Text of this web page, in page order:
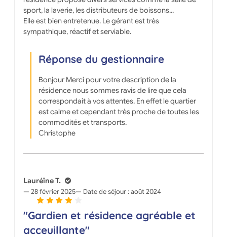
sport, la laverie, les distributeurs de boissons...
Elle est bien entretenue. Le gérant est très
sympathique, réactif et serviable.
Réponse du gestionnaire
Bonjour Merci pour votre description de la
résidence nous sommes ravis de lire que cela
correspondait à vos attentes. En effet le quartier
est calme et cependant très proche de toutes les
commodités et transports.
Christophe
Lauréïne T.
28 février 2025 Date de séjour :août 2024
"Gardien et résidence agréable et
acceuillante"